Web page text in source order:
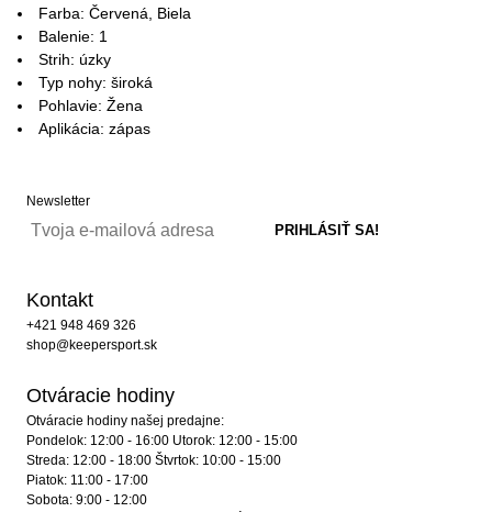
Farba: Červená, Biela
Balenie: 1
Strih: úzky
Typ nohy: široká
Pohlavie: Žena
Aplikácia: zápas
Newsletter
Kontakt
+421 948 469 326
shop@keepersport.sk
Otváracie hodiny
Otváracie hodiny našej predajne:
Pondelok: 12:00 - 16:00 Utorok: 12:00 - 15:00
Streda: 12:00 - 18:00 Štvrtok: 10:00 - 15:00
Piatok: 11:00 - 17:00
Sobota: 9:00 - 12:00